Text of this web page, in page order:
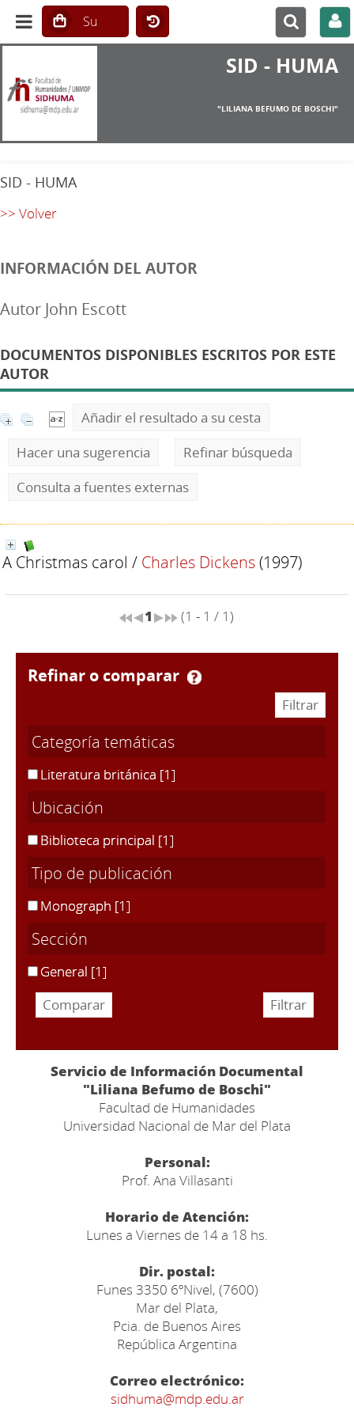
SID - HUMA
"LILIANA BEFUMO DE BOSCHI"
SID - HUMA
>> Volver
INFORMACIÓN DEL AUTOR
Autor John Escott
DOCUMENTOS DISPONIBLES ESCRITOS POR ESTE
AUTOR
Añadir el resultado a su cesta
Hacer una sugerencia
Refinar búsqueda
Consulta a fuentes externas
A Christmas carol / Charles Dickens(1997)
1 (1 - 1 / 1)
refinar o comparar
Categoría temáticas
Literatura británica [1]
Ubicación
Biblioteca principal [1]
Tipo de publicación
Monograph [1]
Sección
General [1]
Servicio de Información Documental
"Liliana Befumo de Boschi"
Facultad de Humanidades
Universidad Nacional de Mar del Plata
Personal:
Prof. Ana Villasanti
Horario de Atención:
Lunes a Viernes de 14 a 18 hs.
Dir. postal:
Funes 3350 6ºNivel, (7600)
Mar del Plata,
Pcia. de Buenos Aires
República Argentina
Correo electrónico:
sidhuma@mdp.edu.ar